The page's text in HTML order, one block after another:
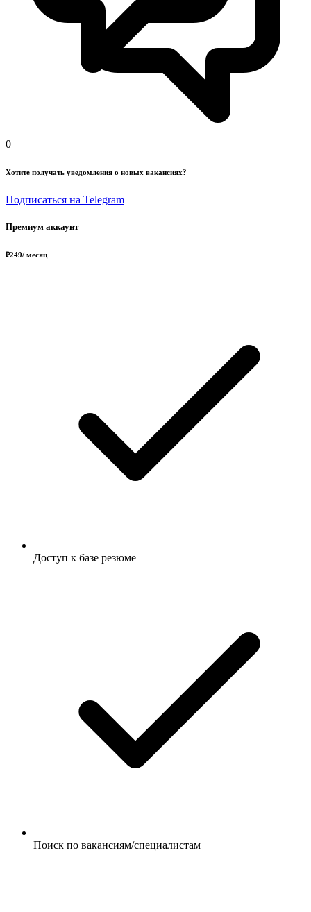
0
Хотите получать уведомления о новых вакансиях?
Подписаться на Telegram
Премиум аккаунт
₽249/ месяц
Доступ к базе резюме
Поиск по вакансиям/специалистам